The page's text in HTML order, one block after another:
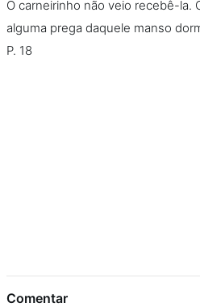
O carneirinho não veio recebê-la.
alguma prega daquele manso
P. 18
Comentar